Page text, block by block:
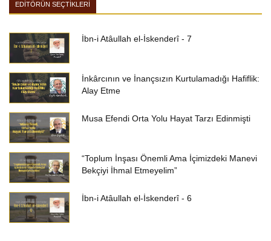
EDİTÖRÜN SEÇTİKLERİ
İbn-i Atâullah el-İskenderî - 7
İnkârcının ve İnançsızın Kurtulamadığı Hafiflik:
Alay Etme
Musa Efendi Orta Yolu Hayat Tarzı Edinmişti
“Toplum İnşası Önemli Ama İçimizdeki Manevi
Bekçiyi İhmal Etmeyelim”
İbn-i Atâullah el-İskenderî - 6